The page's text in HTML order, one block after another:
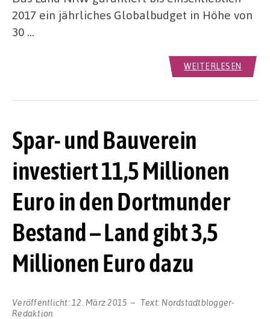
2017 ein jährliches Globalbudget in Höhe von
30 …
WEITERLESEN
Spar- und Bauverein
investiert 11,5 Millionen
Euro in den Dortmunder
Bestand – Land gibt 3,5
Millionen Euro dazu
Veröffentlicht: 12. März 2015 Text: Nordstadtblogger-
Redaktion